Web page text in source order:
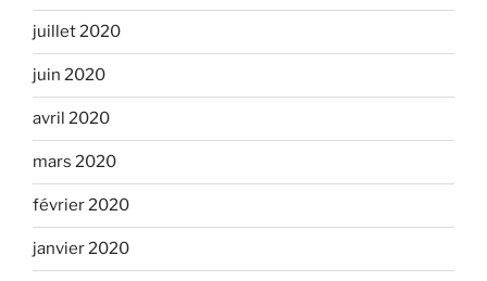
juillet 2020
juin 2020
avril 2020
mars 2020
février 2020
janvier 2020